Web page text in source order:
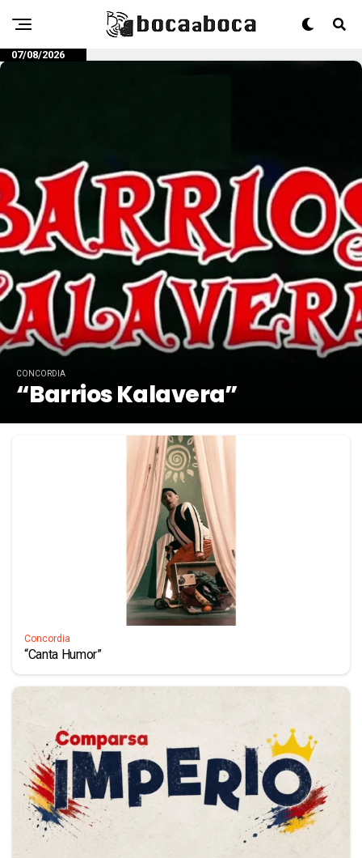
07/08/2026
CONCORDIA
“Barrios Kalavera”
Concordia
“Canta Humor”